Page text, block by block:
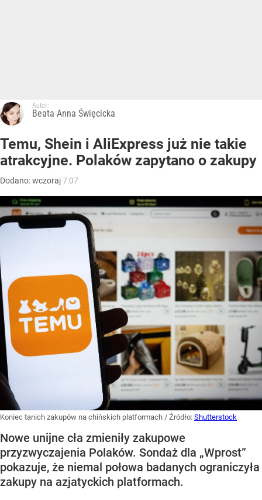
Autor:
Beata Anna Święcicka
Temu, Shein i AliExpress już nie takie
atrakcyjne. Polaków zapytano o zakupy
Dodano:wczoraj7:07
Koniec tanich zakupów na chińskich platformach / Źródło: Shutterstock
Nowe unijne cła zmieniły zakupowe
przyzwyczajenia Polaków. Sondaż dla „Wprost”
pokazuje, że niemal połowa badanych ograniczyła
zakupy na azjatyckich platformach.